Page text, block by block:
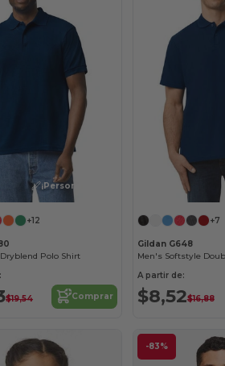
¡Personalízalo!
+12
Polo Shirt
$19,54 Comprar
+7
Gildan G648
Men's Softstyle
A partir de:
$8,52$16,88
-83%